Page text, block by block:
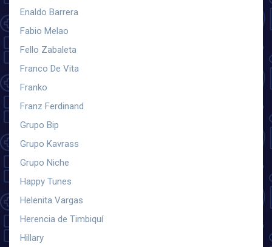
Enaldo Barrera
Fabio Melao
Fello Zabaleta
Franco De Vita
Franko
Franz Ferdinand
Grupo Bip
Grupo Kavrass
Grupo Niche
Happy Tunes
Helenita Vargas
Herencia de Timbiquí
Hillary